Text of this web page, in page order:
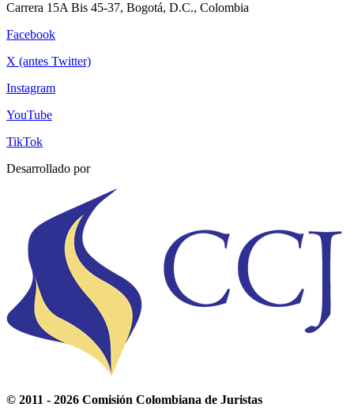
Carrera 15A Bis 45-37, Bogotá, D.C., Colombia
Facebook
X (antes Twitter)
Instagram
YouTube
TikTok
Desarrollado por
© 2011 - 2026 Comisión Colombiana de Juristas